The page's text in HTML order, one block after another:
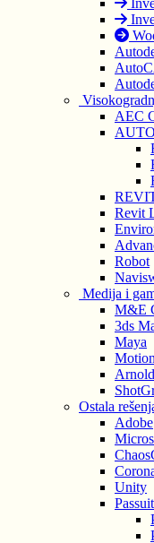
AEC
Revit
Robot
Medija i
M&E
3ds
Maya
Arnold
Ostala
Adobe
Unity